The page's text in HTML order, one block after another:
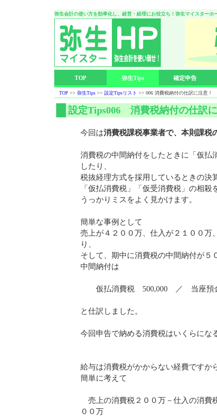
弥生会計の使い方を効率化し、経営・経理にお役立ち！弥生マイスターホ
TOP 弥生Tips 確定申告
TOP >> 弥生Tips >> 設定Tipsリスト >> 006 消費税納付の仕訳に注意！
設定Tips006 消費税納付の仕訳
今回は消費税課税事業者で、本則課税
消費税の中間納付をしたときに「仮払
したり、
税抜経理方式を採用しているときの決
「仮払消費税」「仮受消費税」の相殺
うっかりミスをよく見かけます。
簡単な事例として
売上が４２００万、仕入が２１００万
り、
そして、期中に消費税の中間納付が５
中間納付は
仮払消費税 500,000 ／ 当座預
と仕訳しました。
今回申告で納める消費税はいくらにな
給与は消費税がかからない経費ですか
簡単に考えて
売上の消費税２００万－仕入の消費
００万